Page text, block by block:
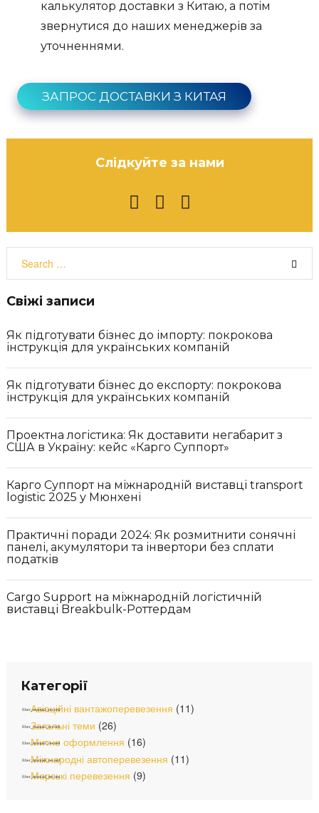
калькулятор доставки з Китаю, а потім
звернутися до наших менеджерів за
уточненнями.
ЗАПРОС ДОСТАВКИ З КИТАЯ
Слідкуйте за нами
a
c
b
n
s
a
m
o
u
u
a
r
Свіжі записи
Як підготувати бізнес до імпорту: покрокова
інструкція для українських компаній
Як підготувати бізнес до експорту: покрокова
інструкція для українських компаній
Проектна логістика: Як доставити негабарит з
США в Україну: кейс «Карго Суппорт»
Карго Суппорт на міжнародній виставці transport
logistic 2025 у Мюнхені
Практичні поради 2024: Як розмитнити сонячні
панелі, акумулятори та інвертори без сплати
податків
Cargo Support на міжнародній логістичній
виставці Breakbulk-Роттердам
Категорії
Авіаційні вантажоперевезення (11)
Загальні теми (26)
Митне оформлення (16)
Міжнародні автоперевезення (11)
Морські перевезення (9)